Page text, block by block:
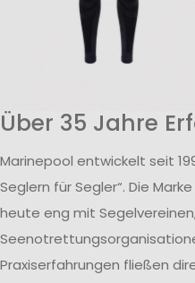
Über 35 Jahre
Marinepool entwickelt seit
Seglern für Segler“. Die
heute eng mit
Praxiserfahrungen fließen